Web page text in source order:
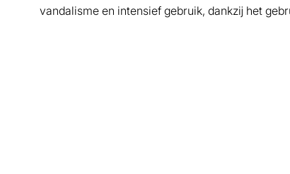
vandalisme en intensief gebruik, dankzĳ het